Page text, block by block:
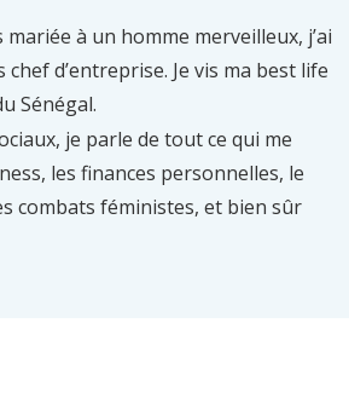
mariée à un homme merveilleux, j’ai
d’entreprise. Je vis ma best life
Sénégal.
je parle de tout ce qui me
les finances personnelles, le
combats féministes, et bien sûr